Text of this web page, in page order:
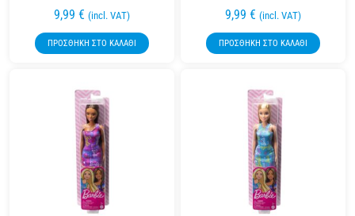
9,99 € (incl. VAT)
ΠΡΟΣΘΉΚΗ ΣΤΟ ΚΑΛΆΘΙ
9,99 € (incl. VAT)
ΠΡΟΣΘΉΚΗ ΣΤΟ ΚΑΛΆΘΙ